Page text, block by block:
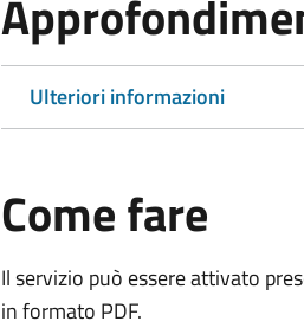
Ulteriori informazioni
Come fare
Il servizio può essere attivato
in formato PDF.